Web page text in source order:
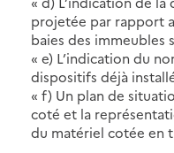
projetée par rapport
baies des immeubles
« e) L’indication du
dispositifs déjà
« f) Un plan de
coté et la
du matériel cotée en